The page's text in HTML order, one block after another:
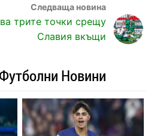
трите точки срещу
Славия вкъщи
Новини